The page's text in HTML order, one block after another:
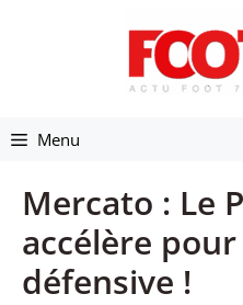
Menu
Mercato : Le
accélère
défensive !